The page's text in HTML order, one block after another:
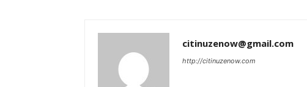
citinuzenow@gmail.com
http://citinuzenow.com